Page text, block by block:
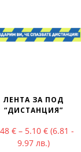
2.40 €
ЛЕНТА ЗА ПОД
“ДИСТАНЦИЯ”
€ – 5.10 €Price
(6.81 -
9.97 лв.)